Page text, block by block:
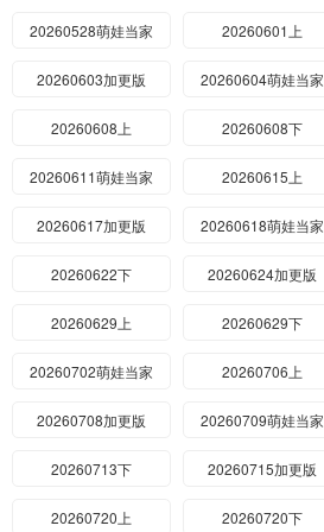
20260528萌娃当家 20260601上
20260603加更版 20260604萌娃当家
20260608上 20260608下
20260611萌娃当家 20260615上
20260617加更版 20260618萌娃当家
20260622下 20260624加更版
20260629上 20260629下
20260702萌娃当家 20260706上
20260708加更版 20260709萌娃当家
20260713下 20260715加更版
20260720上 20260720下